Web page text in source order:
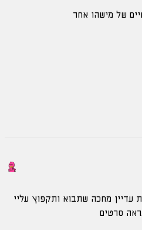
של מישהו אחר
עדיין מחכה שתבוא ותקפוץ עליי
סרטים